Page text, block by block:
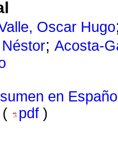
Oscar Hugo
; Acosta-
en
pdf )